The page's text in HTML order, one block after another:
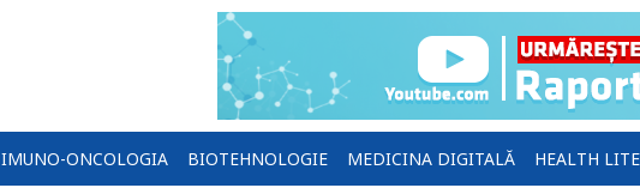
IMUNO-ONCOLOGIA BIOTEHNOLOGIE MEDICINA DIGITALĂ HEALTH